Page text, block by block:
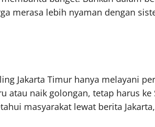
merasa lebih nyaman dengan
Jakarta Timur hanya melayani
atau naik golongan, tetap harus
masyarakat lewat berita